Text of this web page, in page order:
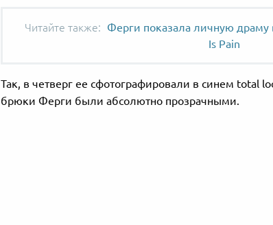
Ферги показала личную
Is Pain
Так, в четверг ее сфотографировали в синем total
брюки Ферги были абсолютно прозрачными.